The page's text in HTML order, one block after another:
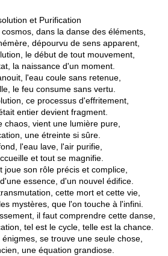
et Purification
dans la danse des éléments,
dépourvu de sens apparent,
le début de tout mouvement,
la naissance d'un moment.
l'eau coule sans retenue,
le feu consume sans vertu.
ce processus d'effritement,
entier devient fragment.
chaos, vient une lumière pure,
une étreinte si sûre.
l'eau lave, l'air purifie,
et tout se magnifie.
joue son rôle précis et complice,
essence, d'un nouvel édifice.
cette mort et cette vie,
mystères, que l'on touche à l'infini.
il faut comprendre cette danse,
tel est le cycle, telle est la chance.
se trouve une seule chose,
une équation grandiose.